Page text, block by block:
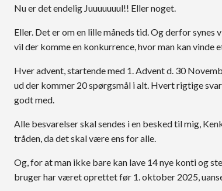
Nu er det endelig Juuuuuuul!! Eller noget.
Eller. Det er om en lille måneds tid. Og derfor synes
vil der komme en konkurrence, hvor man kan
Hver advent, startende med 1. Advent d. 30
ud der kommer 20 spørgsmål i alt. Hvert rigtige
godt med.
Alle besvarelser skal sendes i en besked til mig,
tråden, da det skal være ens for alle.
Og, for at man ikke bare kan lave 14 nye konti og
bruger har været oprettet før 1. oktober 2025,